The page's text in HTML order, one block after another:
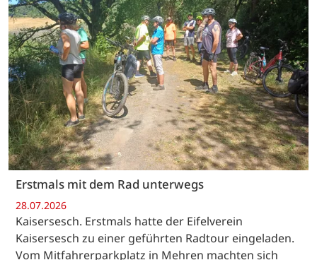
Erstmals mit dem Rad unterwegs
28.07.2026
Kaisersesch. Erstmals hatte der Eifelverein
Kaisersesch zu einer geführten Radtour eingeladen.
Vom Mitfahrerparkplatz in Mehren machten sich